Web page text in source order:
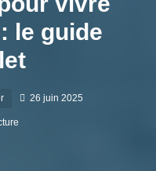
le guide
26 juin 2025